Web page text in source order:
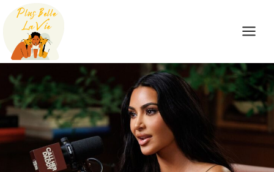
Skip
content